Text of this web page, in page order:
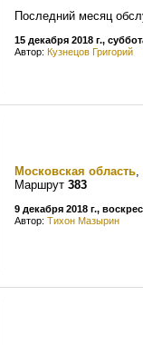
Последний месяц
15 декабря 2018 г.,
Автор: Кузнецов Григорий
Московская область,
Маршрут 383
9 декабря 2018 г.,
Автор: Тихон Мазырин